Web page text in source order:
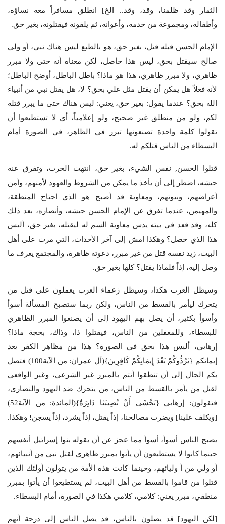
الثمار وقد ظلمنا، وقد، وقد.. الخ] انطلق مسافراً معه نساؤه،
وأطفاله، ومجموعة من خدمه، وأعوانه، ثم يلقونه فيقتلونه، بغير حق.
الإمام الحسن قبله قتل، بغير حق، هو بالطبع ليس هناك نبي، أو ولي
صالح سيقتل بحق، ليس هذا حاصل، لكن معناه أنه حتى ولا مبرر
ظاهري، ولا مبرر ظاهري، هذا هو ماذا؟ باطل الباطل، أوضح الباطل؛
لأنه فعلاً هل يمكن أن يقتل مثل علي بحق؟ لا، هل يقتل نبي من أنبياء
الله بحق؟ عندما يقول: بغير حق، يعني: ليس هناك حتى ما يبرر قتله
لكم، ولو من منطلق غير صحيح، ولو إعلامياً، أي لا تستطيعوا أن
تقولوا كلمة واحدة تصنعونها تبرر في الظاهر، في الصورة أمام
البسطاء من الناس قتلكم له.
قتلوا الحسن, نفس الشيء، بغير حق، انتهت الحرب، وتفرق عنه
جيشه، اضطر إلى أن يأخذ ما يمكن من الشروط والعهود لأمنهم، وأمن
أعراضهم، وبيوتهم، ومعاوية قد أصبح هو الذي اجتاح المنطقة،
والمهيمن، عندما تفرق عن الإمام الحسن جيشه، وأنصاره، بعد ذلك
كله، وقد قعد في بيته يدس معاوية السم له ليقتله، بغير حق، أليس
هذا الذي حصل؟ وهكذا امش إلى آخر الأحداث، التي مرت على أهل
البيت، زيد نفسه قتل من غير مبرر، دعوته ظاهرة، والمجتمع يعرف ما
وصل إليه، إذاً فلماذا يقتل؟ كلها بغير حق.
وسيظل العرب هكذا، وسيظل زعماء العرب يعملون على قتل من
يتحرك ليأمر بالقسط من الناس، ولكن ربما ستصبح المسألة أسوأ
وأسوأ بكثير، أن يصل بهم اليهود إلى أن يصنعوا المبرر الظاهري
للبسطاء، وللمغفلين من الناس، فيقتلوا ذا، وذاك، بحجة ماذا؟
إرهابي، أليس هذا بحق في الصورة؟ هذا من مظاهر الكفر بعد
إيمانكم {يَرُدُّوكُمْ بَعْدَ إِيمَانِكُمْ كَافِرِينَ}(آل عمران: من الآية100) فتصل
بكم الحال إلى أن تنطقوا أنتم بالمبرر غير الشرعي، وغير الواقعي
لقتل من يأمر بالقسط من الناس، من يتحرك ضد اليهود والنصارى،
فتقولون: إرهابي {نَخْشَى أَنْ تُصِيبَنَا دَائِرَةٌ}(المائدة: من الآية52)
[ويكلف علينا] ويضرب مصالحنا، إذاً يقتل، إذاً يشرد، إذاً يسجن! وهكذا.
يصبح الناس أسوأ، أسوأ مما عجز عن أن يقوله بنوا إسرائيل أنفسهم
حينما كانوا لا يستطيعون أن يأتوا بمبرر ظاهري لقتل نبي من أنبيائهم،
أو ولي من أ وليائهم، وحينما كانت هذه الأمة من يتولون أولئك الذين
قتلوا من قاموا بالقسط من أهل البيت، لم يستطيعوا أن يأتوا بمبرر
منطقي، مبرر يعني: كلامي، كلامي هكذا في الصورة، أمام البسطاء.
[لكن اليهود] قد يصلون بالناس، قد يصل الناس إلى درجة أنهم